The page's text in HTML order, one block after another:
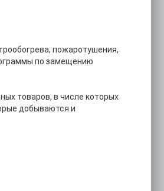
пожаротушения,
по замещению
товаров, в числе которых
добываются и